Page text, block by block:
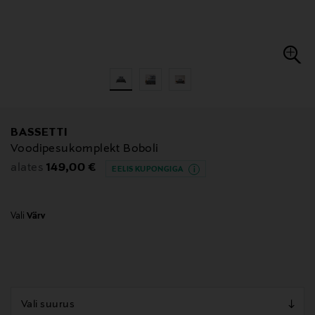
BASSETTI
Voodipesukomplekt Boboli
alates Original Price
149,00 € EELIS KUPONGIGA
Vali Värv